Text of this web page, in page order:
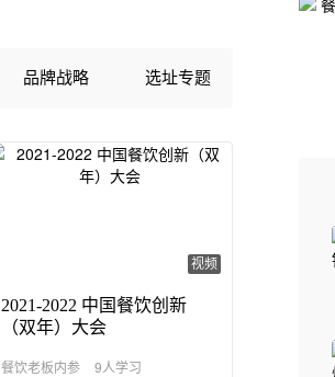
品牌战略 选址专题
视频
2021-2022 中国餐饮创新
（双年）大会
餐饮老板内参 9人学习